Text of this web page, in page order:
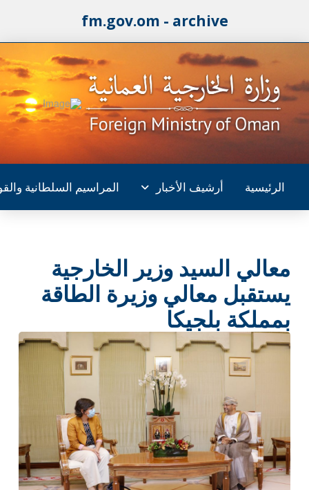
fm.gov.om - archive
الرئيسية أرشيف الأخبار المراسيم السلطانية
معالي السيد وزير الخارجية
يستقبل معالي وزيرة الطاقة
بمملكة بلجيكا